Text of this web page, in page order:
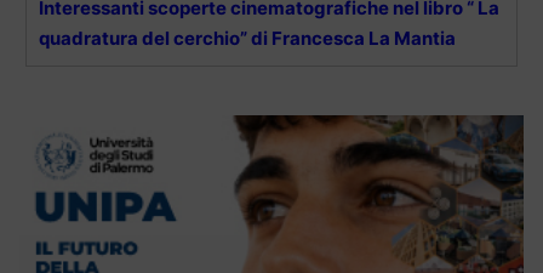
Interessanti scoperte cinematografiche nel libro “ La
quadratura del cerchio” di Francesca La Mantia